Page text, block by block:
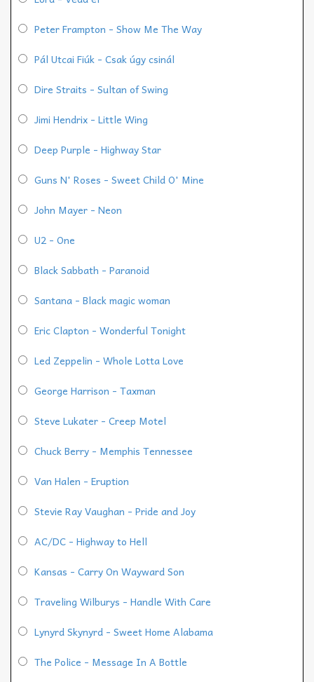
Peter Frampton - Show Me The Way
Pál Utcai Fiúk - Csak úgy csinál
Dire Straits - Sultan of Swing
Jimi Hendrix - Little Wing
Deep Purple - Highway Star
Guns N' Roses - Sweet Child O' Mine
John Mayer - Neon
U2 - One
Black Sabbath - Paranoid
Santana - Black magic woman
Eric Clapton - Wonderful Tonight
Led Zeppelin - Whole Lotta Love
George Harrison - Taxman
Steve Lukater - Creep Motel
Chuck Berry - Memphis Tennessee
Van Halen - Eruption
Stevie Ray Vaughan - Pride and Joy
AC/DC - Highway to Hell
Kansas - Carry On Wayward Son
Traveling Wilburys - Handle With Care
Lynyrd Skynyrd - Sweet Home Alabama
The Police - Message In A Bottle